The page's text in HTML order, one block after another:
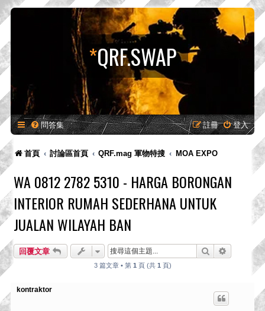
*QRF.SWAP
問答集 登入
註冊
首頁 討論區首頁 QRF.mag 軍物特搜 MOA EXPO
WA 0812 2782 5310 - HARGA BORONGAN
INTERIOR RUMAH SEDERHANA UNTUK
JUALAN WILAYAH BAN
回覆文章 搜尋 進階搜尋
3 篇文章 • 第 1 頁 (共 1 頁)
kontraktor